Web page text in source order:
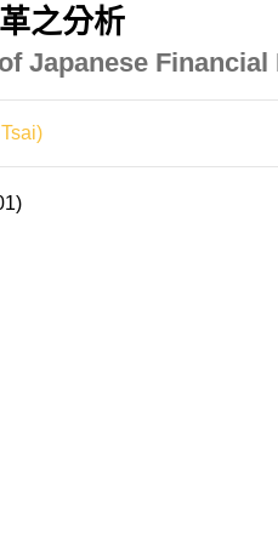
之分析
Japanese Financial